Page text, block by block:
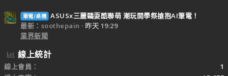
筆電/桌機 ASUSx三麗鷗耍酷聯萌 潮玩開學祭搶抱AI筆電！
最新：soothepain
昨天 19:29
業界新聞
線上統計
線上會員
1